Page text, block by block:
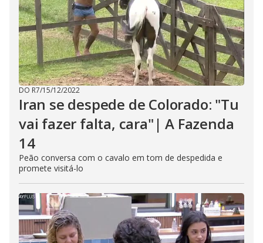
DO R7/15/12/2022
Iran se despede de Colorado: "Tu
vai fazer falta, cara"| A Fazenda
14
Peão conversa com o cavalo em tom de despedida e
promete visitá-lo